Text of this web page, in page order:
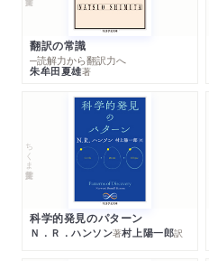
翻訳の常識
─読解力から翻訳力へ
朱牟田夏雄著
ちくま学芸文庫
科学的発見のパターン
Ｎ．Ｒ．ハンソン著村上陽一郎訳